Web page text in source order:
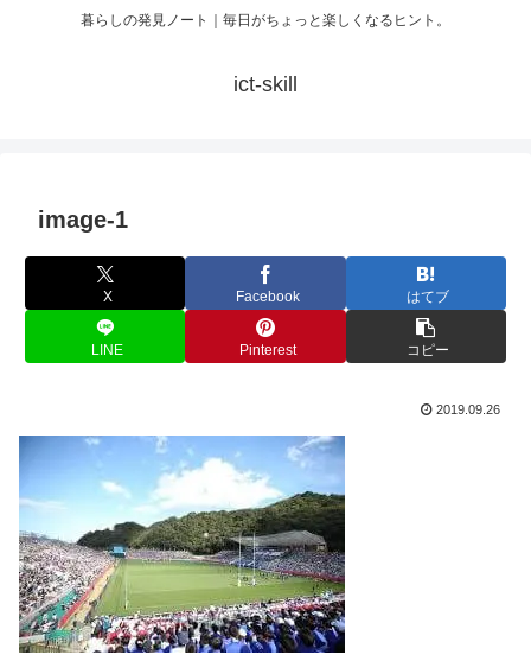
暮らしの発見ノート｜毎日がちょっと楽しくなるヒント。
ict-skill
image-1
X Facebook はてブ
LINE Pinterest コピー
2019.09.26